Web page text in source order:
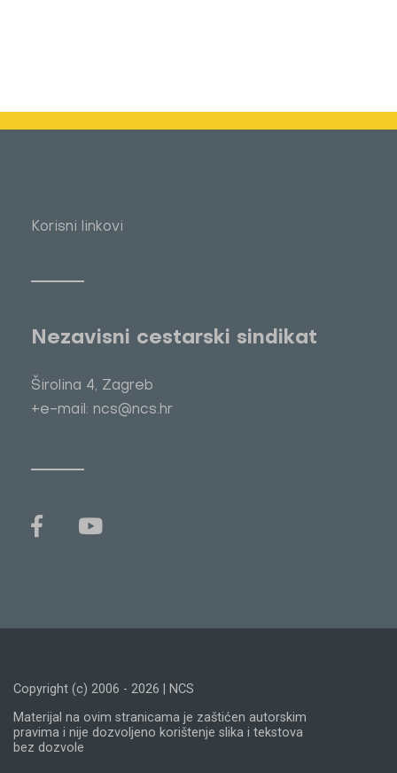
Korisni linkovi
Nezavisni cestarski sindikat
Širolina 4, Zagreb
+e-mail: ncs@ncs.hr
Copyright (c) 2006 - 2026 | NCS
Materijal na ovim stranicama je zaštićen autorskim
pravima i nije dozvoljeno korištenje slika i tekstova
bez dozvole